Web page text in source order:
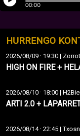
HURRENGO
2026/08/09 · 19:30 |
HIGH ON FIRE +
2026/08/10 · 18:00 |
ARTI 2.0 +
2026/08/14· 22:45 |